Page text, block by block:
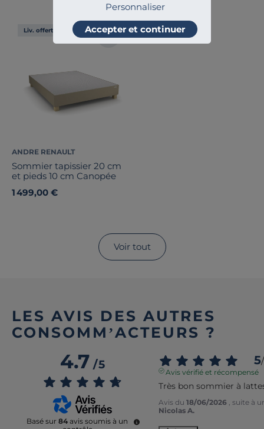
Personnaliser
Accepter et continuer
Liv. offerte
ANDRE RENAULT
Sommier tapissier 20 cm
et pieds 10 cm Canopée
1 499,00 €
Voir tout
LES AVIS DES AUTRES
CONSOMM’ACTEURS ?
4.7/5
Basé sur 84 avis soumis à un
5/
Avis vérifié et récompensé
Très bon sommier à
Avis du 18/06/2026 , suite à
Nicolas A.